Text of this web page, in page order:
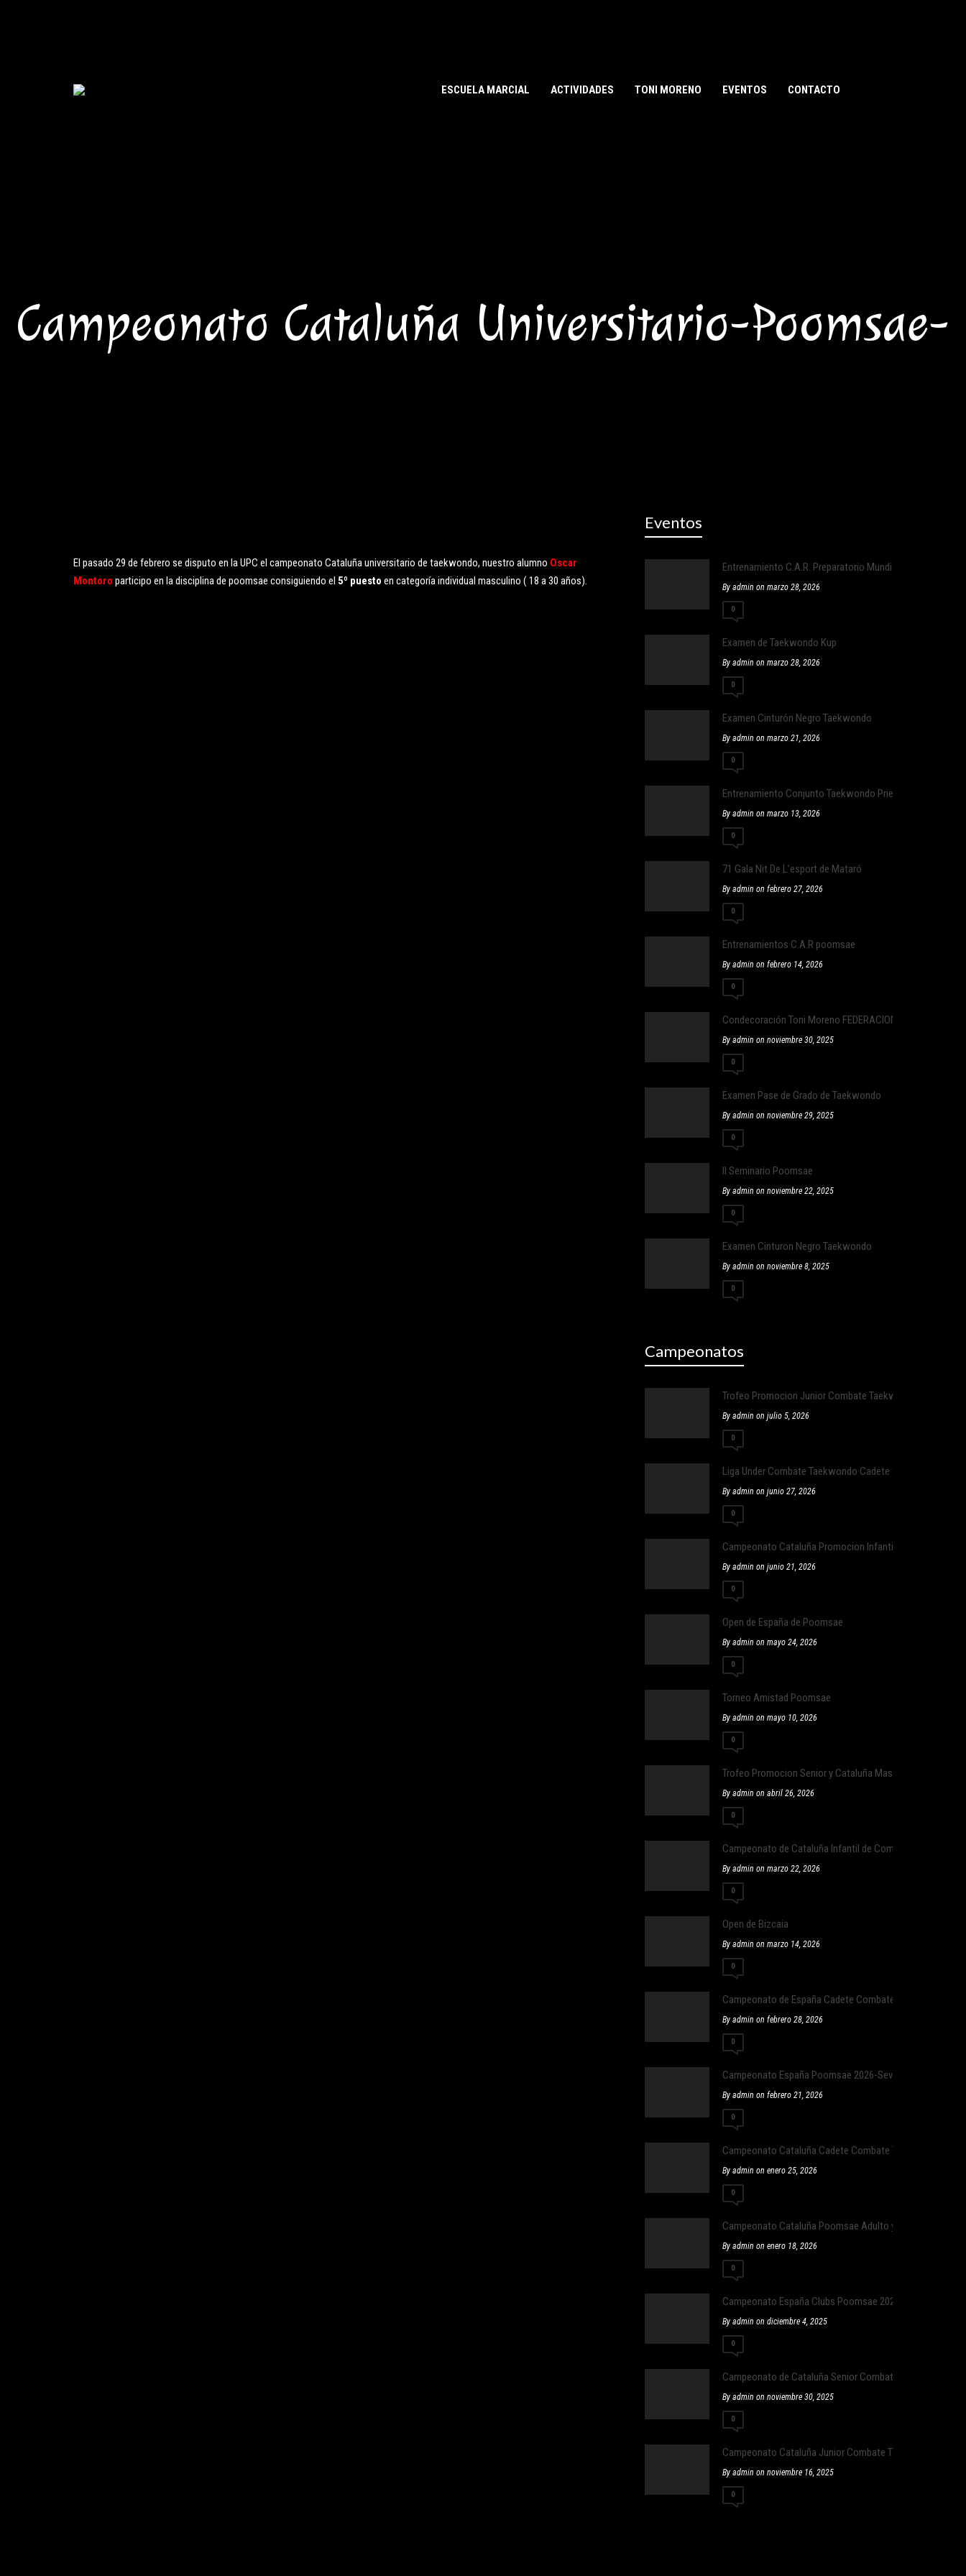
ESCUELA MARCIAL ACTIVIDADES TONI MORENO EVENTOS CONTACTO
Campeonato Cataluña Universitario-Poomsae-
El pasado 29 de febrero se disputo en la UPC el campeonato Cataluña universitario de taekwondo, nuestro alumno Oscar
Montoro participo en la disciplina de poomsae consiguiendo el 5º puesto en categoría individual masculino ( 18 a 30 años).
Eventos
Entrenamiento C.A.R. Preparatorio Mundial Corea
By admin on marzo 28, 2026
0
Examen de Taekwondo Kup
By admin on marzo 28, 2026
0
Examen Cinturón Negro Taekwondo
By admin on marzo 21, 2026
0
Entrenamiento Conjunto Taekwondo Prieto y Distrito 655
By admin on marzo 13, 2026
0
71 Gala Nit De L’esport de Mataró
By admin on febrero 27, 2026
0
Entrenamientos C.A.R poomsae
By admin on febrero 14, 2026
0
Condecoración Toni Moreno FEDERACION CATALANA DE
By admin on noviembre 30, 2025
0
Examen Pase de Grado de Taekwondo
By admin on noviembre 29, 2025
0
II Seminario Poomsae
By admin on noviembre 22, 2025
0
Examen Cinturon Negro Taekwondo
By admin on noviembre 8, 2025
0
Campeonatos
Trofeo Promocion Junior Combate Taekwondo
By admin on julio 5, 2026
0
Liga Under Combate Taekwondo Cadete y Junior
By admin on junio 27, 2026
0
Campeonato Cataluña Promocion Infantil y adulto ,Infantil
By admin on junio 21, 2026
0
Open de España de Poomsae
By admin on mayo 24, 2026
0
Torneo Amistad Poomsae
By admin on mayo 10, 2026
0
Trofeo Promocion Senior y Cataluña Master
By admin on abril 26, 2026
0
Campeonato de Cataluña Infantil de Combate
By admin on marzo 22, 2026
0
Open de Bizcaia
By admin on marzo 14, 2026
0
Campeonato de España Cadete Combate
By admin on febrero 28, 2026
0
Campeonato España Poomsae 2026-Sevilla
By admin on febrero 21, 2026
0
Campeonato Cataluña Cadete Combate Taekwondo
By admin on enero 25, 2026
0
Campeonato Cataluña Poomsae Adulto y Infantil
By admin on enero 18, 2026
0
Campeonato España Clubs Poomsae 2025
By admin on diciembre 4, 2025
0
Campeonato de Cataluña Senior Combate
By admin on noviembre 30, 2025
0
Campeonato Cataluña Junior Combate Taekwondo
By admin on noviembre 16, 2025
0